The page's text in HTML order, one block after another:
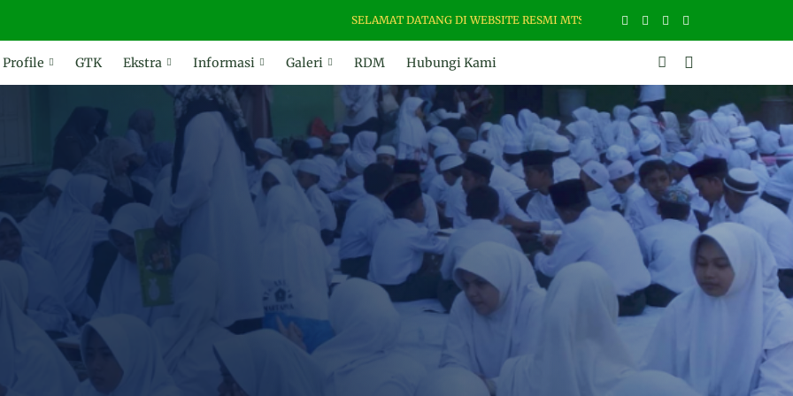
SELAMAT DATANG DI WEBSITE RESMI MTS ASSALAM MARTAPURA. ALAMAT : JL.
Profile GTK Ekstra Informasi Galeri RDM Hubungi Kami